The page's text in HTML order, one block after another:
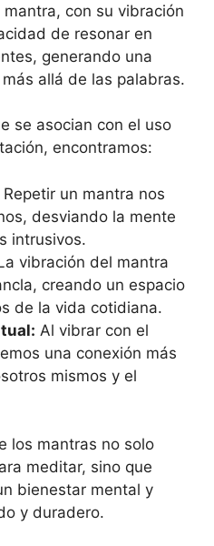
con su vibración
de resonar en
generando una
allá de las palabras.
se asocian con el uso
encontramos:
Repetir un mantra nos
desviando la mente
intrusivos.
vibración del mantra
creando un espacio
de la vida cotidiana.
Al vibrar con el
una conexión más
mismos y el
los mantras no solo
meditar, sino que
bienestar mental y
y duradero.